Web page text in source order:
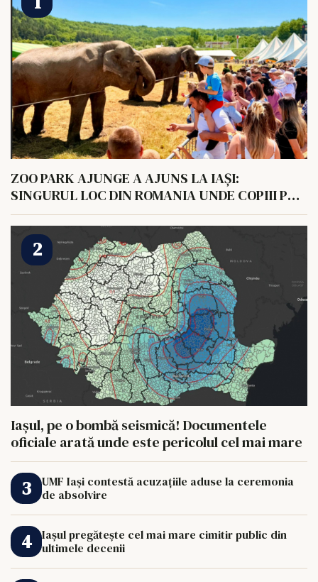
ZOO PARK AJUNGE A AJUNS LA IAȘI:
SINGURUL LOC DIN ROMANIA UNDE COPIII POT
HRANI UN ELEFANT
Iașul, pe o bombă seismică! Documentele
oficiale arată unde este pericolul cel mai mare
UMF Iași contestă acuzațiile aduse la ceremonia
de absolvire
Iașul pregătește cel mai mare cimitir public din
ultimele decenii